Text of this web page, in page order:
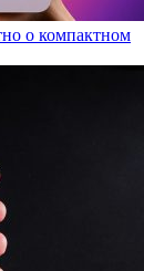
о компактном